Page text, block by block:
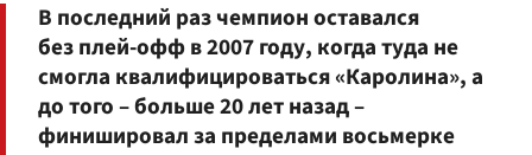
В последний раз чемпион оставался
без плей-офф в 2007 году, когда туда не
смогла квалифицироваться «Каролина», а
до того – больше 20 лет назад –
финишировал за пределами восьмерке